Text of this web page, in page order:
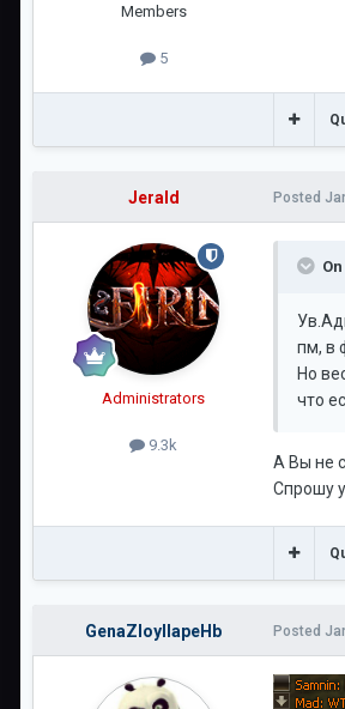
Members
5
Jerald
Administrators
9.3k
Posted
пм, в
Но
что
А Вы не
Спрошу
GenaZloyIIapeHb Posted